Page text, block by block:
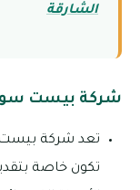
الشارقة
شركة بيست
تعد شركة
تكون خاصة